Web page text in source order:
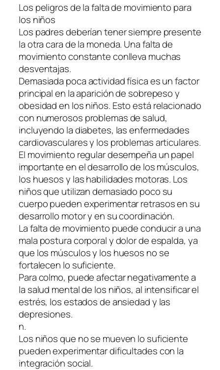
Los peligros de la falta de movimiento para
los niños
Los padres deberían tener siempre presente
la otra cara de la moneda. Una falta de
movimiento constante conlleva muchas
desventajas.
Demasiada poca actividad física es un factor
principal en la aparición de sobrepeso y
obesidad en los niños. Esto está relacionado
con numerosos problemas de salud,
incluyendo la diabetes, las enfermedades
cardiovasculares y los problemas articulares.
El movimiento regular desempeña un papel
importante en el desarrollo de los músculos,
los huesos y las habilidades motoras. Los
niños que utilizan demasiado poco su
cuerpo pueden experimentar retrasos en su
desarrollo motor y en su coordinación.
La falta de movimiento puede conducir a una
mala postura corporal y dolor de espalda, ya
que los músculos y los huesos no se
fortalecen lo suficiente.
Para colmo, puede afectar negativamente a
la salud mental de los niños, al intensificar el
estrés, los estados de ansiedad y las
depresiones.
n.
Los niños que no se mueven lo suficiente
pueden experimentar dificultades con la
integración social.